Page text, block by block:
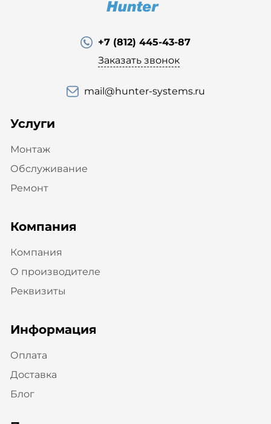
+7 (812) 445-43-87
Заказать звонок
mail@hunter-systems.ru
Услуги
Монтаж
Обслуживание
Ремонт
Компания
Компания
О производителе
Реквизиты
Информация
Оплата
Доставка
Блог